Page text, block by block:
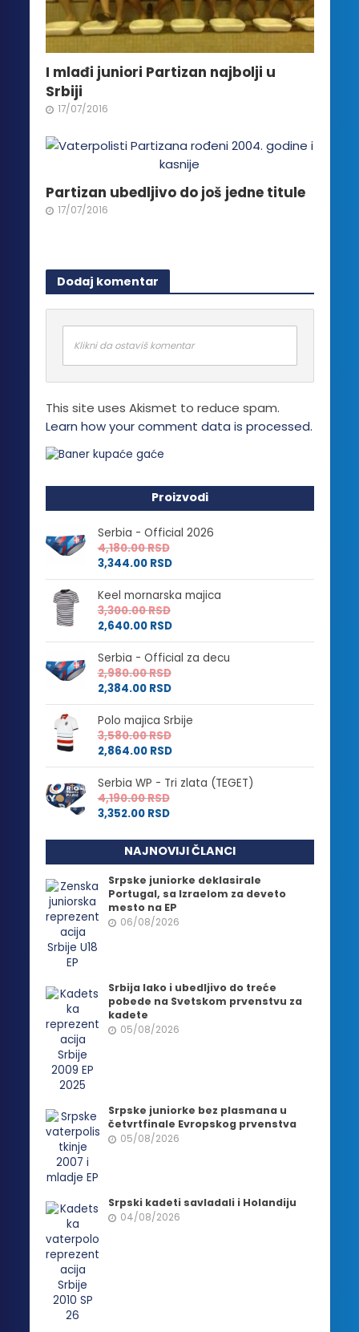
I mlađi juniori Partizan najbolji u
Srbiji
17/07/2016
Partizan ubedljivo do još jedne titule
17/07/2016
Dodaj komentar
Klikni da ostaviš komentar
This site uses Akismet to reduce spam.
Learn how your comment data is processed.
Proizvodi
Serbia - Official 2026
4,180.00RSD
3,344.00 RSD
Keel mornarska majica
3,300.00RSD
2,640.00 RSD
Serbia - Official za decu
2,980.00RSD
2,384.00 RSD
Polo majica Srbije
3,580.00RSD
2,864.00 RSD
Serbia WP - Tri zlata (TEGET)
4,190.00RSD
3,352.00 RSD
NAJNOVIJI ČLANCI
Srpske juniorke deklasirale
Portugal, sa Izraelom za deveto
mesto na EP
06/08/2026
Srbija lako i ubedljivo do treće
pobede na Svetskom prvenstvu za
kadete
05/08/2026
Srpske juniorke bez plasmana u
četvrtfinale Evropskog prvenstva
05/08/2026
Srpski kadeti savladali i Holandiju
04/08/2026